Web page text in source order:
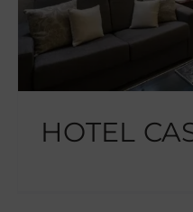
HOTEL